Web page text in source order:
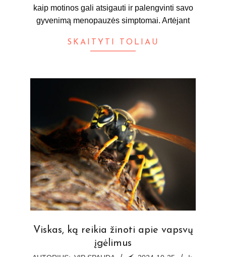
kaip motinos gali atsigauti ir palengvinti savo
gyvenimą menopauzės simptomai. Artėjant
SKAITYTI TOLIAU
Viskas, ką reikia žinoti apie vapsvų
įgėlimus